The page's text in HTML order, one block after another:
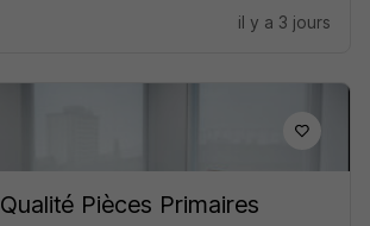
il y a 3 jours
Pièces Primaires